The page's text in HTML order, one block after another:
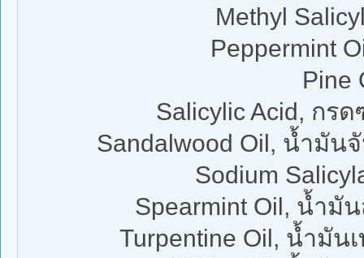
Methyl
Peppermint
Pine
Salicylic Acid, กร
Sandalwood Oil, น้ำมั
Sodium
Spearmint Oil, น้ำมั
Turpentine Oil, น้ำมัน